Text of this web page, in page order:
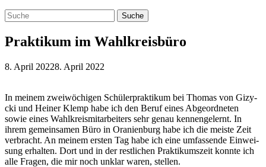
Praktikum im Wahlkreisbüro
8. April 20228. April 2022
In mei­nem zwei­wö­chi­gen Schü­ler­prak­ti­kum bei Tho­mas von Gizy­
cki und Hei­ner Klemp habe ich den Beruf eines Abge­ord­ne­ten
sowie eines Wahl­kreis­mit­ar­bei­ters sehr genau ken­nen­ge­lernt. In
ihrem gemein­sa­men Büro in Ora­ni­en­burg habe ich die meiste Zeit
ver­bracht. An mei­nem ers­ten Tag habe ich eine umfas­sende Ein­wei­
sung erhal­ten. Dort und in der rest­li­chen Prak­ti­kums­zeit konnte ich
alle Fra­gen, die mir noch unklar waren, stellen.